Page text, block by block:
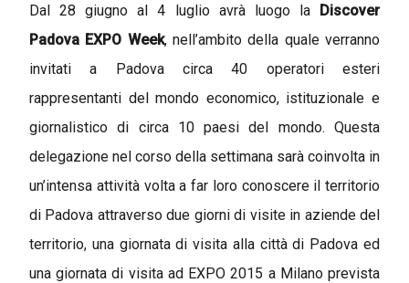
Dal 28 giugno al 4 luglio avrà luogo la Discover
Padova EXPO Week, nell’ambito della quale verranno
invitati a Padova circa 40 operatori esteri
rappresentanti del mondo economico, istituzionale e
giornalistico di circa 10 paesi del mondo. Questa
delegazione nel corso della settimana sarà coinvolta in
un’intensa attività volta a far loro conoscere il territorio
di Padova attraverso due giorni di visite in aziende del
territorio, una giornata di visita alla città di Padova ed
una giornata di visita ad EXPO 2015 a Milano prevista